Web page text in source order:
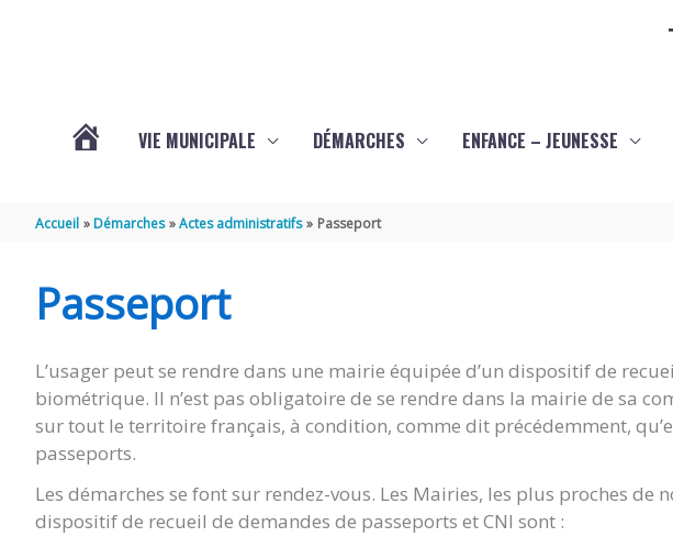
THÉNAC
VIE MUNICIPALE DÉMARCHES ENFANCE – JEUNESSE
Accueil Démarches Actes administratifs Passeport
Passeport
L’usager peut se rendre dans une mairie équipée d’un dispositif de
biométrique. Il n’est pas obligatoire de se rendre dans la mairie de sa
sur tout le territoire français, à condition, comme dit précédemment,
passeports.
Les démarches se font sur rendez-vous. Les Mairies, les plus proches de
dispositif de recueil de demandes de passeports et CNI sont :